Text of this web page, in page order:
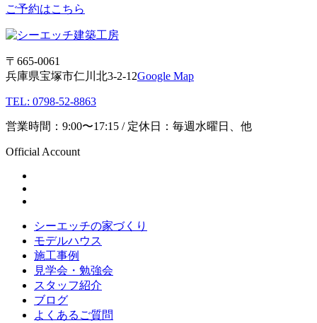
ご予約はこちら
〒665-0061
兵庫県宝塚市仁川北3-2-12Google Map
TEL: 0798-52-8863
営業時間：9:00〜17:15 / 定休日：毎週水曜日、他
Official Account
シーエッチの家づくり
モデルハウス
施工事例
見学会・勉強会
スタッフ紹介
ブログ
よくあるご質問